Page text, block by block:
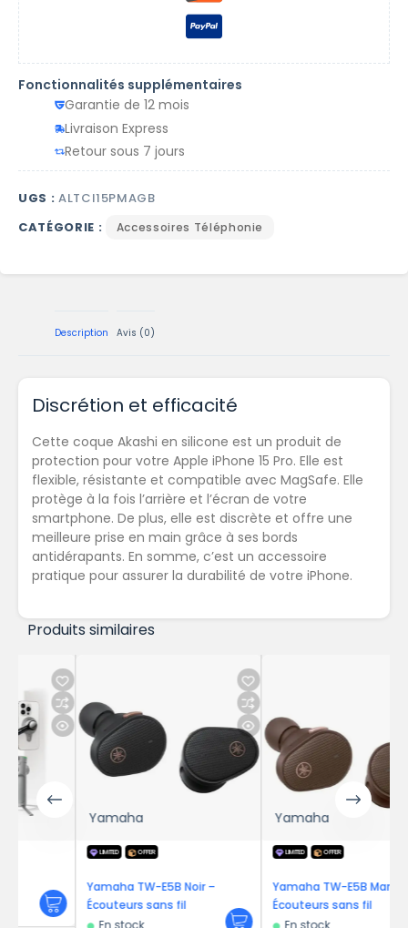
Fonctionnalités supplémentaires
Garantie de 12 mois
Livraison Express
Retour sous 7 jours
UGS : ALTCI15PMAGB
CATÉGORIE :
Accessoires Téléphonie
Description Avis (0)
Discrétion et efficacité
Cette coque Akashi en silicone est un produit de
protection pour votre Apple iPhone 15 Pro. Elle est
flexible, résistante et compatible avec MagSafe. Elle
protège à la fois l’arrière et l’écran de votre
smartphone. De plus, elle est discrète et offre une
meilleure prise en main grâce à ses bords
antidérapants. En somme, c’est un accessoire
pratique pour assurer la durabilité de votre iPhone.
Produits similaires
Yamaha
OFFER
Yamaha TW-E5B Noir –
Écouteurs sans fil
Yamaha
OFFER
Yamaha TW-E5B Marron –
Écouteurs sans fil